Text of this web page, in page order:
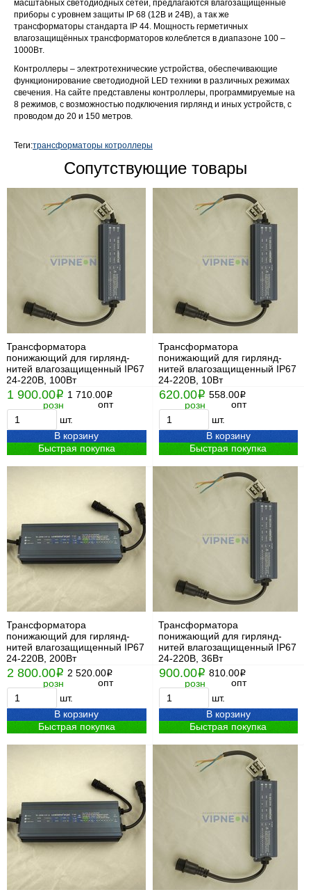
масштабных светодиодных сетей, предлагаются влагозащищённые
приборы с уровнем защиты IP 68 (12В и 24В), а так же
трансформаторы стандарта IP 44. Мощность герметичных
влагозащищённых трансформаторов колеблется в диапазоне 100 –
1000Вт.
Контроллеры – электротехнические устройства, обеспечивающие
функционирование светодиодной LED техники в различных режимах
свечения. На сайте представлены контроллеры, программируемые на
8 режимов, с возможностью подключения гирлянд и иных устройств, с
проводом до 20 и 150 метров.
Теги:трансформаторы котроллеры
Сопутствующие товары
Трансформатора
понижающий для гирлянд-
нитей влагозащищенный IP67
24-220В, 100Вт
1 900.00i
розн
1 710.00i
опт
шт.
В корзину
Быстрая покупка
Трансформатора
понижающий для гирлянд-
нитей влагозащищенный IP67
24-220В, 10Вт
620.00i
розн
558.00i
опт
шт.
В корзину
Быстрая покупка
Трансформатора
понижающий для гирлянд-
нитей влагозащищенный IP67
24-220В, 200Вт
2 800.00i
розн
2 520.00i
опт
шт.
В корзину
Быстрая покупка
Трансформатора
понижающий для гирлянд-
нитей влагозащищенный IP67
24-220В, 36Вт
900.00i
розн
810.00i
опт
шт.
В корзину
Быстрая покупка